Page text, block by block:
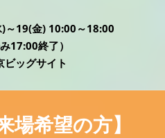
オンライン】
/ online
日
イト | Tokyo Big Sight
19(金) 10:00～18:00
み17:00終了）
ビッグサイト
場希望の方】